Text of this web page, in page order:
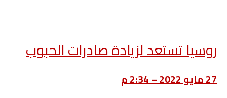
روسيا تستعد لزيادة صادرات الحبوب
27 مايو 2022 – 2:34 م